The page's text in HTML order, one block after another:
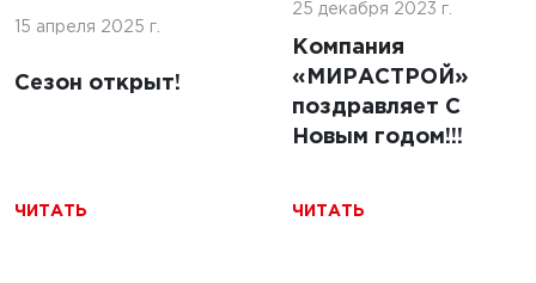
15 апреля 2025 г.
Сезон открыт!
ЧИТАТЬ
25 декабря 2023 г.
Компания
«МИРАСТРОЙ»
поздравляет С
Новым годом!!!
ЧИТАТЬ
современные
подходы и
технологии